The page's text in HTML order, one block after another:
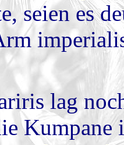
seien es
lag